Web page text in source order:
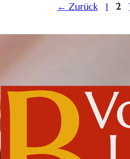
← Zurück 1 2